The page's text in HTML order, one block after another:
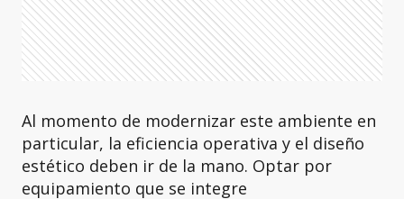
Al momento de modernizar este ambiente en
particular, la eficiencia operativa y el diseño
estético deben ir de la mano. Optar por
equipamiento que se integre